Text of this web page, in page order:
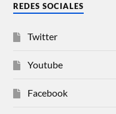
REDES SOCIALES
Twitter
Youtube
Facebook